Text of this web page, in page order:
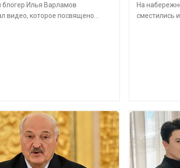
блогер Илья Варламов
видео, которое посвящено
На
сместились